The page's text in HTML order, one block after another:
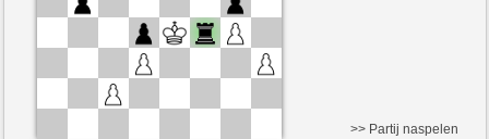
Partij telt mee voor de ranglijst
>> Partij naspelen